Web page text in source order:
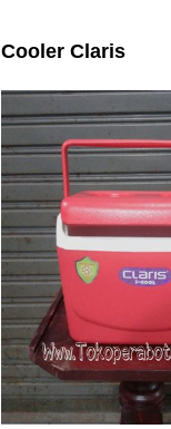
Cooler Claris